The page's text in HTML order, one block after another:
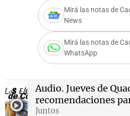
Mirá las notas de
News
Mirá las notas de
WhatsApp
Audio. Jueves de
recomendaciones
Juntos
Notas
Mundial 2026